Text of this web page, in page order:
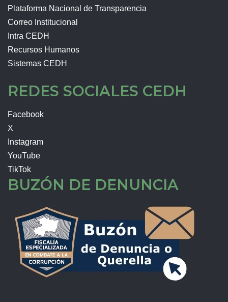
Plataforma Nacional de Transparencia
Correo Institucional
Intra CEDH
Recursos Humanos
Sistemas CEDH
REDES SOCIALES CEDH
Facebook
X
Instagram
YouTube
TikTok
BUZÓN DE DENUNCIA